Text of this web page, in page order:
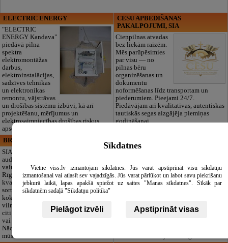
ELECTRIC ENERGY
"ELECTRIC
ENERGY Kandava"
piedāvā pilna
spektra
elektromontāžas
darbus,
elektroinstalācijas,
sadzīves tehnikas
un elektronikas
remontu, vājstrāvas
un drošības sistēmu izbūvi, kā arī
projektēšanu, mērījumus un
elektrosaimniecības drošības riskus
apsekošanu.
CĒSU APBEDĪŠANAS
PAKALPOJUMI, SIA
Cieņpilnas atvadas
bez liekām raizēm.
Mēs parūpēsimies
par visu — no
pilnas bēru
organizēšanas un
dokumentu
noformēšanas līdz transportam un
piederumiem. Pieejami 24/7.
Piedāvājam arī kvalitatīvas, autentiskas
tautiskās segas aizgājēja piemiņas
godināšanai.
BRISTOLS ES, SIA
SIA "Bristols ES"
audumu outlet un
vairumtirdzniecība
Rīgā. Plašs un
kvalitatīvs tekstila
sortiments:
kokvilna, lins, zīds,
vilna, trikotāža un
citi audumi šūšanai
vai ražošanai.
Nāciet un iepazīstieties ar pilnu klāstu
mūsu noliktavā klātienē!
izglītības iestāde
izglītības iestāde
“Maza Rasiņa” –
privātais bērnudārzs
no 10 mēnešiem
līdz 6 gadiem. Licencētas programmas
Sīkdatnes
Vietne viss.lv izmantojam sīkdatnes. Jūs varat apstiprināt visu sīkdatņu
izmantošanai vai atlasīt sev vajadzīgās. Jūs varat pārlūkot un labot savu piekrišanu
jebkurā laikā, lapas apakšā spiežot uz saites "Manas sīkdatnes". Sīkāk par
sīkdatnēm sadaļā "Sīkdatņu politika"
Pielāgot izvēli Apstiprināt visas